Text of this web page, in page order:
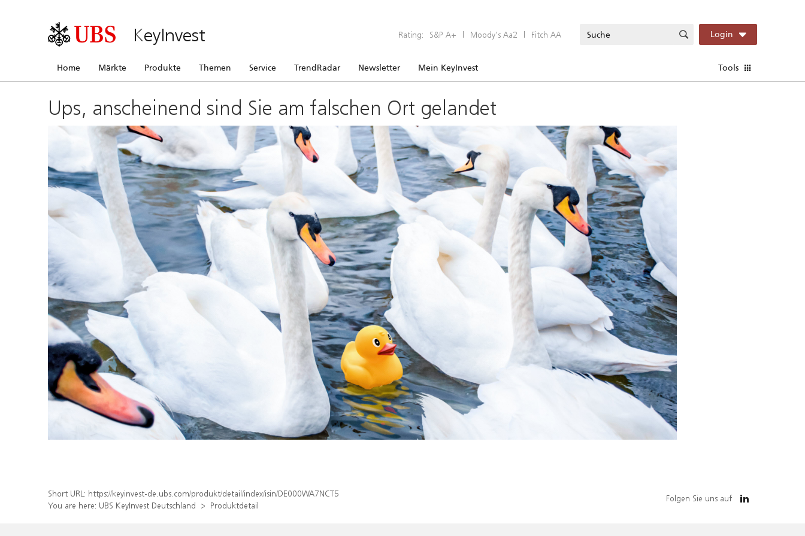
KeyInvest Rating: S&P A+ | Moody’s Aa2 | Fitch AA Login
Home Märkte Produkte Themen Service TrendRadar Newsletter Mein KeyInvest Tools
Ups, anscheinend sind Sie am falschen Ort gelandet
Short URL: https://keyinvest-de.ubs.com/produkt/detail/index/isin/DE000WA7NCT5
You are here: UBS KeyInvest Deutschland Produktdetail
Folgen Sie uns auf